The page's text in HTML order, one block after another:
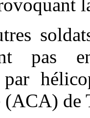
pas
(ACA) de